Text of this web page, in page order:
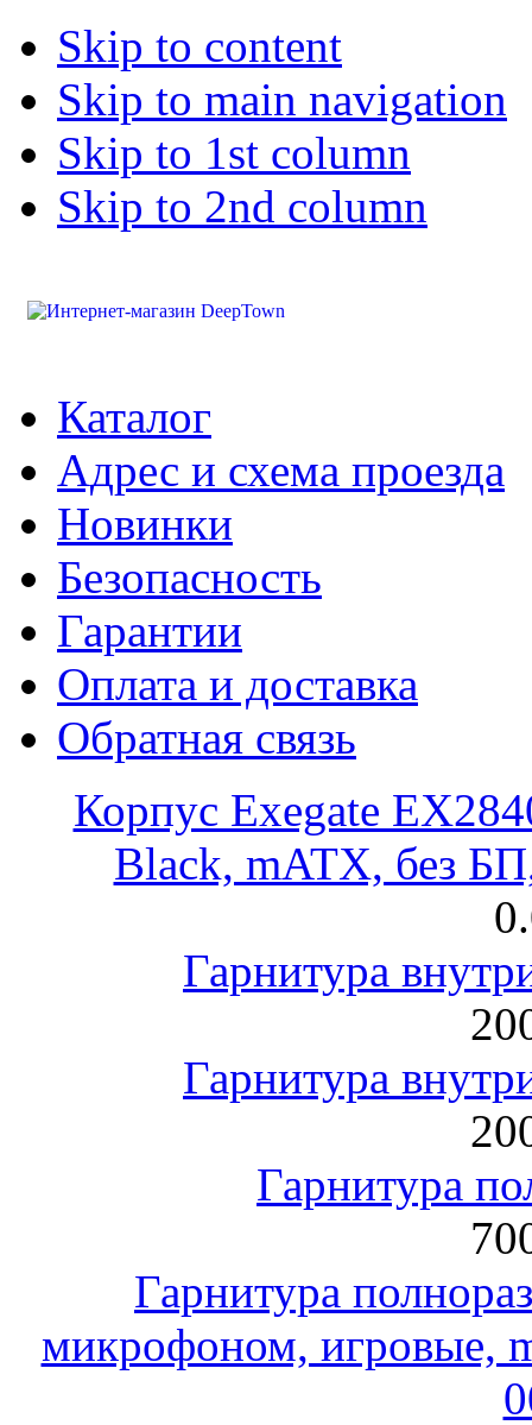
Skip to content
Skip to main navigation
Skip to 1st column
Skip to 2nd column
Каталог
Адрес и схема проезда
Новинки
Безопасность
Гарантии
Оплата и доставка
Обратная связь
Корпус Exegate
Black, mATX, без
Гарнитура
Гарнитура
Гарнитура
Гарнитура
микрофоном, игровые,